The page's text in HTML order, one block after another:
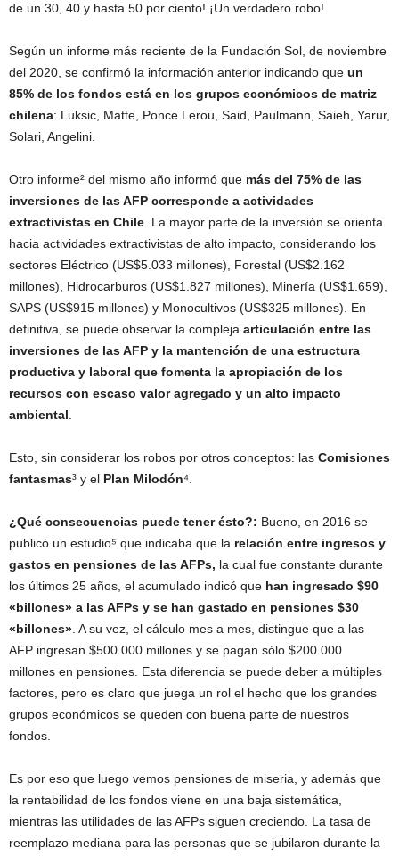
de un 30, 40 y hasta 50 por ciento! ¡Un verdadero robo!
Según un informe más reciente de la Fundación Sol, de noviembre
del 2020, se confirmó la información anterior indicando que un
85% de los fondos está en los grupos económicos de matriz
chilena: Luksic, Matte, Ponce Lerou, Said, Paulmann, Saieh, Yarur,
Solari, Angelini.
Otro informe² del mismo año informó que más del 75% de las
inversiones de las AFP corresponde a actividades
extractivistas en Chile . La mayor parte de la inversión se orienta
hacia actividades extractivistas de alto impacto, considerando los
sectores Eléctrico (US$5.033 millones), Forestal (US$2.162
millones), Hidrocarburos (US$1.827 millones), Minería (US$1.659),
SAPS (US$915 millones) y Monocultivos (US$325 millones). En
definitiva, se puede observar la compleja articulación entre las
inversiones de las AFP y la mantención de una estructura
productiva y laboral que fomenta la apropiación de los
recursos con escaso valor agregado y un alto impacto
ambiental
Esto, sin considerar los robos por otros conceptos: las Comisiones
fantasmas³ y el Plan Milodón⁴.
¿Qué consecuencias puede tener ésto?: Bueno, en 2016 se
publicó un estudio⁵ que indicaba que la relación entre ingresos y
gastos en pensiones de las AFPs, la cual fue constante durante
los últimos 25 años, el acumulado indicó que han ingresado $90
«billones» a las AFPs y se han gastado en pensiones $30
«billones» . A su vez, el cálculo mes a mes, distingue que a las
AFP ingresan $500.000 millones y se pagan sólo $200.000
millones en pensiones. Esta diferencia se puede deber a múltiples
factores, pero es claro que juega un rol el hecho que los grandes
grupos económicos se queden con buena parte de nuestros
fondos.
Es por eso que luego vemos pensiones de miseria, y además que
la rentabilidad de los fondos viene en una baja sistemática,
mientras las utilidades de las AFPs siguen creciendo. La tasa de
reemplazo mediana para las personas que se jubilaron durante la